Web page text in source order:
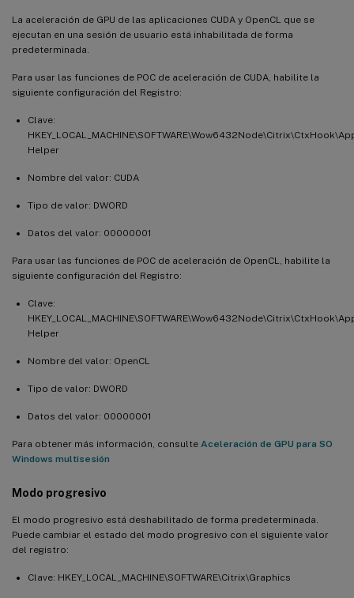
La aceleración de GPU de las aplicaciones CUDA y OpenCL que se
ejecutan en una sesión de usuario está inhabilitada de forma
predeterminada.
Para usar las funciones de POC de aceleración de CUDA, habilite la
siguiente configuración del Registro:
Clave:
Helper
Nombre del valor: CUDA
Tipo de valor: DWORD
Datos del valor: 00000001
Para usar las funciones de POC de aceleración de OpenCL, habilite la
siguiente configuración del Registro:
Clave:
Helper
Nombre del valor: OpenCL
Tipo de valor: DWORD
Datos del valor: 00000001
Para obtener más información, consulte Aceleración de GPU para SO
Windows multisesión
Modo progresivo
El modo progresivo está deshabilitado de forma predeterminada.
Puede cambiar el estado del modo progresivo con el siguiente valor
del registro:
Clave: HKEY_LOCAL_MACHINE\SOFTWARE\Citrix\Graphics